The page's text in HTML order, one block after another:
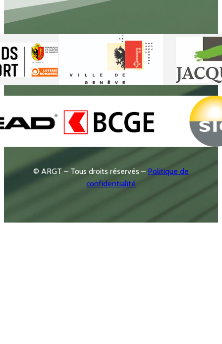
© ARGT – Tous droits réservés – Politique de
confidentialité